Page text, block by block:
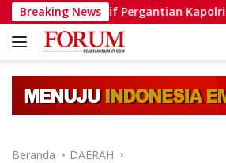
Langsung
ke
konten
Breaking News
Pergantian Kapolri Polres
Beranda DAERAH